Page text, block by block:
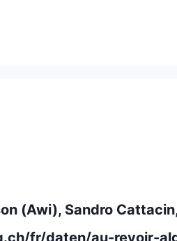
(Awi), Sandro
fr/daten/au-revoir-